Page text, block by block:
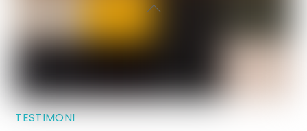
TESTIMONI